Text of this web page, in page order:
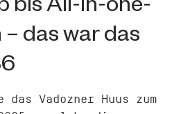
bis All-in-one-
das war das
das Vadozner Huus zum